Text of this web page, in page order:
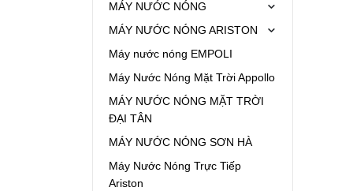
MÁY NƯỚC NÓNG
MÁY NƯỚC NÓNG ARISTON
Máy nước nóng EMPOLI
Máy Nước Nóng Mặt Trời Appollo
MÁY NƯỚC NÓNG MẶT TRỜI
ĐẠI TÂN
MÁY NƯỚC NÓNG SƠN HÀ
Máy Nước Nóng Trực Tiếp
Ariston